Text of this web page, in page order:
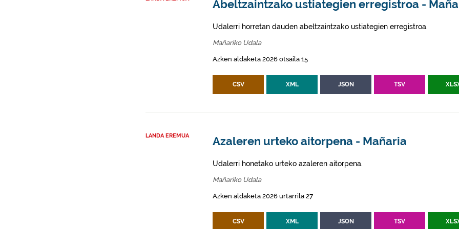
Abeltzaintzako ustiategien erregistroa -
Udalerri horretan dauden abeltzaintzako ustiategien erregistroa.
Mañariko Udala
Azken aldaketa 2026 otsaila 15
CSV XML JSON TSV
LANDA EREMUA Azaleren urteko aitorpena - Mañaria
Udalerri honetako urteko azaleren aitorpena.
Mañariko Udala
Azken aldaketa 2026 urtarrila 27
CSV XML JSON TSV